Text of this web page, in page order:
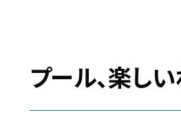
プール、楽しい